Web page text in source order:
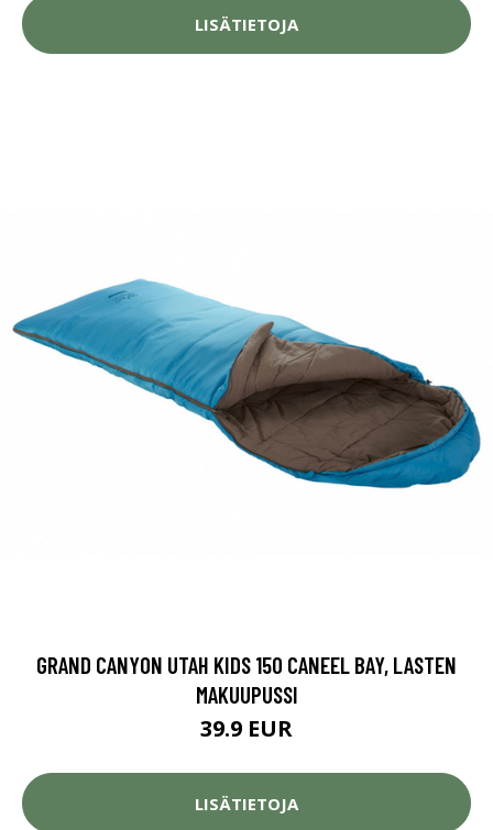
LISÄTIETOJA
GRAND CANYON UTAH KIDS 150 CANEEL BAY, LASTEN
MAKUUPUSSI
39.9 EUR
LISÄTIETOJA